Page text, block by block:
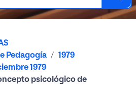
Pedagogía
1979
1979
psicológico de